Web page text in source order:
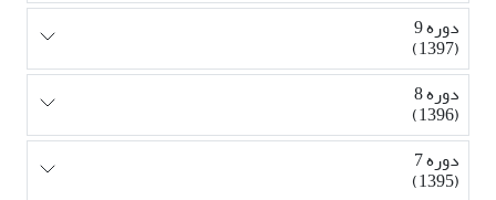
دوره 9
(1397)
دوره 8
(1396)
دوره 7
(1395)